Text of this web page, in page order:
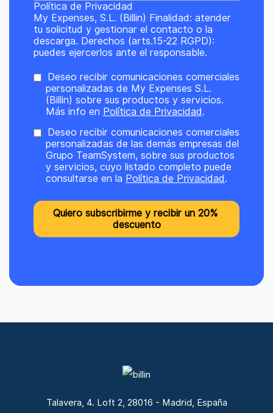
Política de Privacidad
My Expenses, S.L. (Billin) Finalidad: atender
tu solicitud y gestionar el contacto o la
descarga. Derechos (arts.15-22 RGPD):
puedes ejercerlos ante el responsable.
Deseo recibir comunicaciones comerciales
personalizadas de My Expenses S.L.
(Billin) sobre sus productos y servicios.
Más info en Política de Privacidad .
Deseo recibir comunicaciones comerciales
personalizadas de las demás empresas del
Grupo TeamSystem, sobre sus productos
y servicios, cuyo listado completo puede
consultarse en la Política de Privacidad .
Talavera, 4. Loft 2, 28016 - Madrid, España